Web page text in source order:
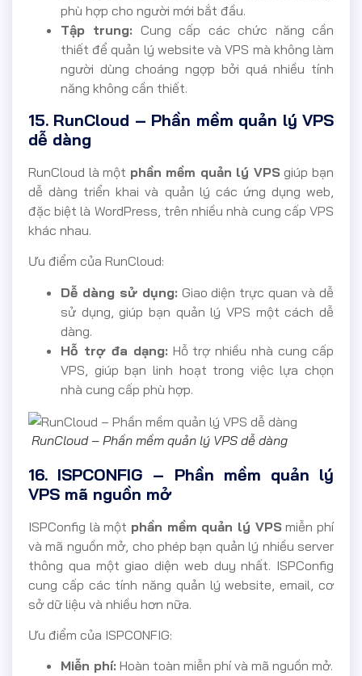
phù hợp cho người mới bắt đầu.
Tập trung: Cung cấp các chức năng cần
thiết để quản lý website và VPS mà không làm
người dùng choáng ngợp bởi quá nhiều tính
năng không cần thiết.
15. RunCloud – Phần mềm quản lý VPS
dễ dàng
RunCloud là một phần mềm quản lý VPSgiúp bạn
dễ dàng triển khai và quản lý các ứng dụng web,
đặc biệt là WordPress, trên nhiều nhà cung cấp VPS
khác nhau.
Ưu điểm của RunCloud:
Dễ dàng sử dụng: Giao diện trực quan và dễ
sử dụng, giúp bạn quản lý VPS một cách dễ
dàng.
Hỗ trợ đa dạng: Hỗ trợ nhiều nhà cung cấp
VPS, giúp bạn linh hoạt trong việc lựa chọn
nhà cung cấp phù hợp.
RunCloud – Phần mềm quản lý VPS dễ dàng
16. ISPCONFIG – Phần mềm quản lý
VPS mã nguồn mở
ISPConfig là một phần mềm quản lý VPSmiễn phí
và mã nguồn mở, cho phép bạn quản lý nhiều server
thông qua một giao diện web duy nhất. ISPConfig
cung cấp các tính năng quản lý website, email, cơ
sở dữ liệu và nhiều hơn nữa.
Ưu điểm của ISPCONFIG:
Miễn phí: Hoàn toàn miễn phí và mã nguồn mở.